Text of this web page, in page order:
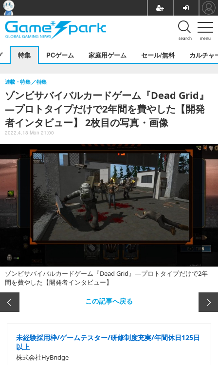
menu
search
特集 PCゲーム 家庭用ゲーム セール/無料 カルチャ
ゾンビサバイバルカードゲーム『Dead Grid』
―プロトタイプだけで2年間を費やした【開発
者インタビュー】 2枚目の写真・画像
連載・特集 特集
2022.4.18 Mon 21:00
ゾンビサバイバルカードゲーム『Dead Grid』―プロトタイプだけで2年
間を費やした【開発者インタビュー】
この記事へ戻る
未経験採用枠/ゲームテスター/研修制度充実/年間休日125日
以上
株式会社HyBridge